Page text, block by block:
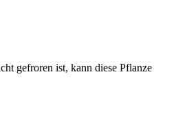
gefroren ist, kann diese Pflanze